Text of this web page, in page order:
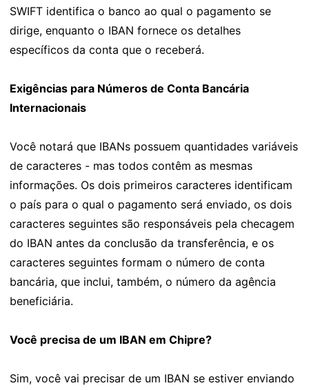
SWIFT identifica o banco ao qual o pagamento se
dirige, enquanto o IBAN fornece os detalhes
específicos da conta que o receberá.
Exigências para Números de Conta Bancária
Internacionais
Você notará que IBANs possuem quantidades variáveis
de caracteres - mas todos contêm as mesmas
informações. Os dois primeiros caracteres identificam
o país para o qual o pagamento será enviado, os dois
caracteres seguintes são responsáveis pela checagem
do IBAN antes da conclusão da transferência, e os
caracteres seguintes formam o número de conta
bancária, que inclui, também, o número da agência
beneficiária.
Você precisa de um IBAN em Chipre?
Sim, você vai precisar de um IBAN se estiver enviando